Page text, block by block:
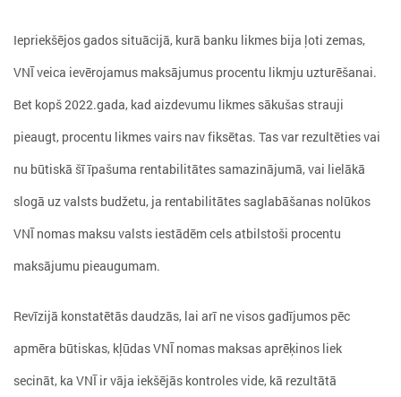
Iepriekšējos gados situācijā, kurā banku likmes bija ļoti zemas,
VNĪ veica ievērojamus maksājumus procentu likmju uzturēšanai.
Bet kopš 2022.gada, kad aizdevumu likmes sākušas strauji
pieaugt, procentu likmes vairs nav fiksētas. Tas var rezultēties vai
nu būtiskā šī īpašuma rentabilitātes samazinājumā, vai lielākā
slogā uz valsts budžetu, ja rentabilitātes saglabāšanas nolūkos
VNĪ nomas maksu valsts iestādēm cels atbilstoši procentu
maksājumu pieaugumam.
Revīzijā konstatētās daudzās, lai arī ne visos gadījumos pēc
apmēra būtiskas, kļūdas VNĪ nomas maksas aprēķinos liek
secināt, ka VNĪ ir vāja iekšējās kontroles vide, kā rezultātā